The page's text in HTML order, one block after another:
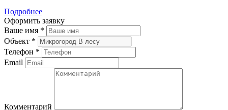
Подробнее
Оформить заявку
Ваше имя *
Объект *
Телефон *
Email
Комментарий